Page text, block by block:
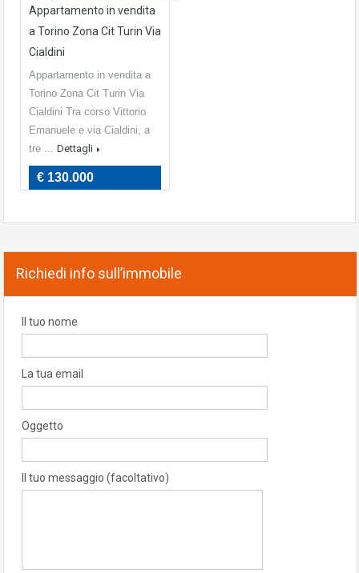
Appartamento in vendita
a Torino Zona Cit Turin Via
Cialdini
Appartamento in vendita a
Torino Zona Cit Turin Via
Cialdini Tra corso Vittorio
Emanuele e via Cialdini, a
tre ... Dettagli
€ 130.000
Richiedi info sull’immobile
Il tuo nome
La tua email
Oggetto
Il tuo messaggio (facoltativo)